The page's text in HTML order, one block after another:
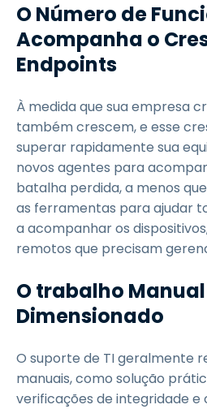
O Número de
Acompanha o
Endpoints
À medida que sua empresa
também crescem, e esse
superar rapidamente sua
novos agentes para
batalha perdida, a menos
as ferramentas para ajudar
a acompanhar os
remotos que precisam
O trabalho Manual
Dimensionado
O suporte de TI geralmente
manuais, como solução
verificações de integridade e